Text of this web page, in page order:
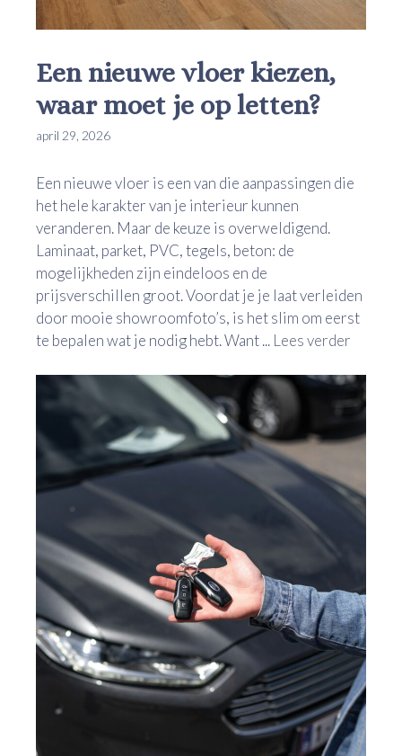
Een nieuwe vloer kiezen,
waar moet je op letten?
april 29, 2026
Een nieuwe vloer is een van die aanpassingen die
het hele karakter van je interieur kunnen
veranderen. Maar de keuze is overweldigend.
Laminaat, parket, PVC, tegels, beton: de
mogelijkheden zijn eindeloos en de
prijsverschillen groot. Voordat je je laat verleiden
door mooie showroomfoto’s, is het slim om eerst
te bepalen wat je nodig hebt. Want ... Lees verder